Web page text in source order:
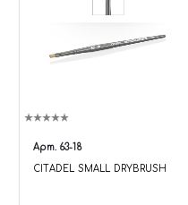
Арт. 63-18
CITADEL SMALL DRYBRUSH